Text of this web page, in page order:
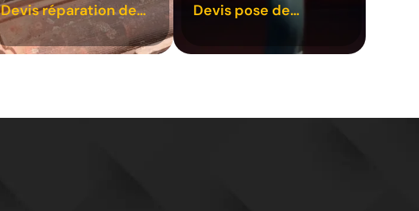
Devis réparation de
toiture 31
Devis pose de